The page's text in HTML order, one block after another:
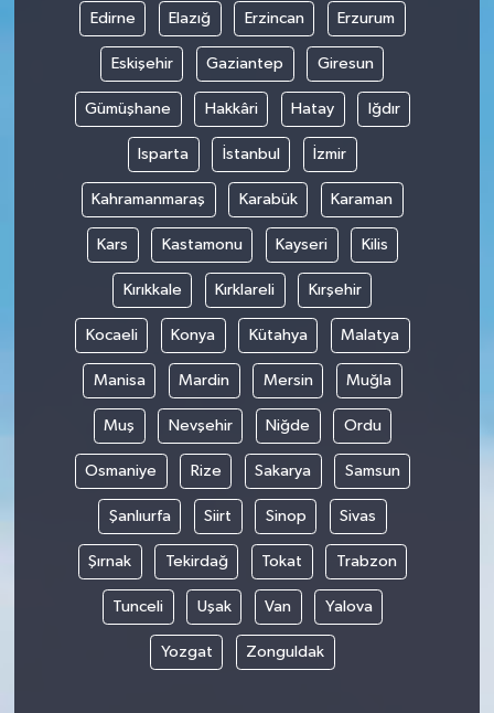
Edirne Elazığ Erzincan Erzurum
Eskişehir Gaziantep Giresun
Gümüşhane Hakkâri Hatay Iğdır
Isparta İstanbul İzmir
Kahramanmaraş Karabük Karaman
Kars Kastamonu Kayseri Kilis
Kırıkkale Kırklareli Kırşehir
Kocaeli Konya Kütahya Malatya
Manisa Mardin Mersin Muğla
Muş Nevşehir Niğde Ordu
Osmaniye Rize Sakarya Samsun
Şanlıurfa Siirt Sinop Sivas
Şırnak Tekirdağ Tokat Trabzon
Tunceli Uşak Van Yalova
Yozgat Zonguldak